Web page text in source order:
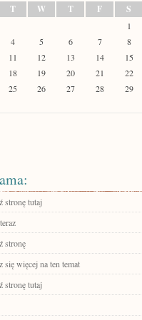
T W T F S
1
4 5 6 7 8
11 12 13 14 15
18 19 20 21 22
25 26 27 28 29
stronę tutaj
stronę
się więcej na ten temat
stronę tutaj